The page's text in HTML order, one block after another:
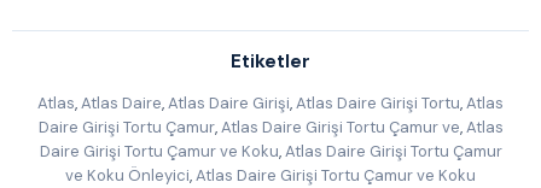
Etiketler
Atlas,Atlas Daire,Atlas Daire Girişi,Atlas Daire Girişi Tortu,Atlas
Daire Girişi Tortu Çamur, Atlas Daire Girişi Tortu Çamur ve, Atlas
Daire Girişi Tortu Çamur ve Koku, Atlas Daire Girişi Tortu Çamur
ve Koku Önleyici,Atlas Daire Girişi Tortu Çamur ve Koku